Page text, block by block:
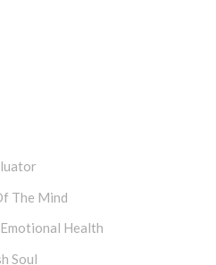
The Mind
Health
Soul